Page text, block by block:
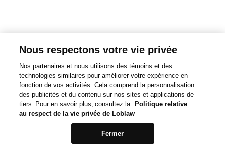
Nous respectons votre vie privée
Nos partenaires et nous utilisons des témoins et des
technologies similaires pour améliorer votre expérience en
fonction de vos activités. Cela comprend la personnalisation
des publicités et du contenu sur nos sites et applications de
tiers. Pour en savoir plus, consultez la
Politique relative
au respect de la vie privée de Loblaw
Fermer